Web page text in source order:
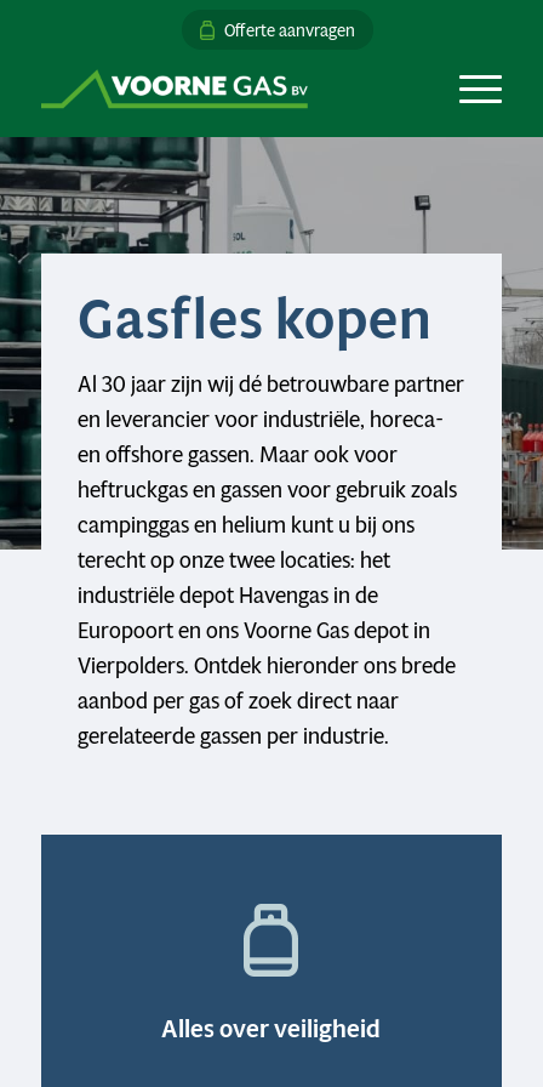
Offerte aanvragen
Gasfles kopen
Al 30 jaar zijn wij dé betrouwbare partner
en leverancier voor industriële, horeca-
en offshore gassen. Maar ook voor
heftruckgas en gassen voor gebruik zoals
campinggas en helium kunt u bij ons
terecht op onze twee locaties: het
industriële depot Havengas in de
Europoort en ons Voorne Gas depot in
Vierpolders. Ontdek hieronder ons brede
aanbod per gas of zoek direct naar
gerelateerde gassen per industrie.
Alles over veiligheid